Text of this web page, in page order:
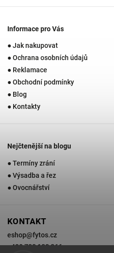
Informace pro Vás
● Jak nakupovat
● Ochrana osobních údajů
● Reklamace
● Obchodní podmínky
● Blog
● Kontakty
Nejčtenější na blogu
● Termíny zrání
● Výsadba a řez
● Ovocnářství
KONTAKT
eshop@fytos.cz
+420 733 133 366